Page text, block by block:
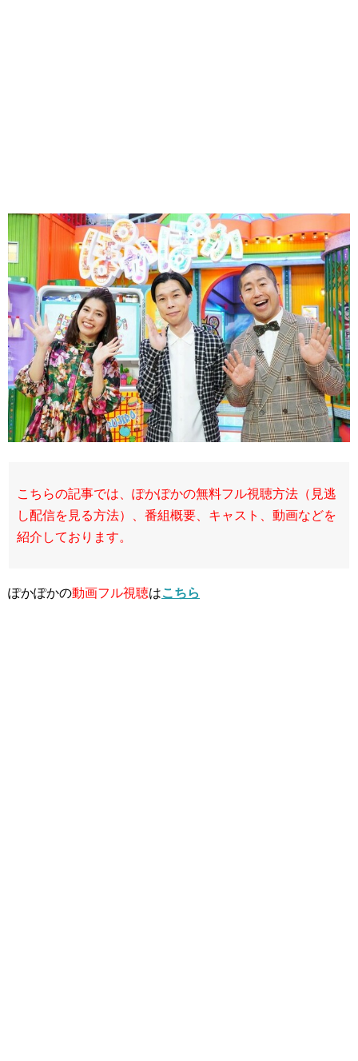
こちらの記事では、ぽかぽかの無料フル視聴方法（見逃
し配信を見る方法）、番組概要、キャスト、動画などを
紹介しております。
ぽかぽかの動画フル視聴はこちら